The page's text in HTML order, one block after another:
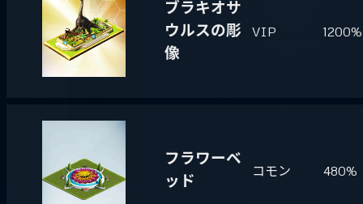
ブラキオサ
ウルスの彫
像
VIP 1200%
フラワーベ
ッド
コモン 480%